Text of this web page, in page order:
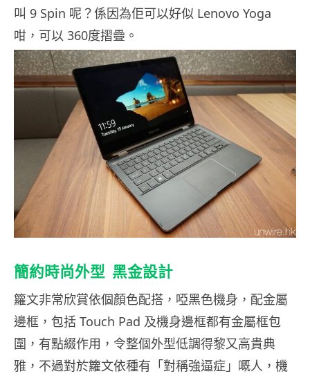
叫 9 Spin 呢？係因為佢可以好似 Lenovo Yoga
咁，可以 360度摺疊。
簡約時尚外型 黑金設計
籮文非常欣賞依個顏色配搭，啞黑色機身，配金屬
邊框，包括 Touch Pad 及機身邊框都有金屬框包
圍，有點綴作用，令整個外型低調得黎又高貴典
雅，不過對於籮文依種有「對稱強逼症」嘅人，機